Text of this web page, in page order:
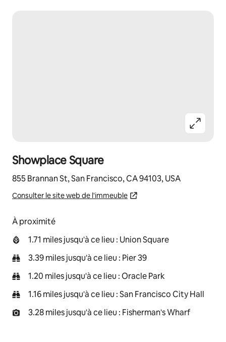
Showplace Square
855 Brannan St, San Francisco, CA 94103, USA
Consulter le site web de l'immeuble
À proximité
1.71 miles jusqu'à ce lieu : Union Square
3.39 miles jusqu'à ce lieu : Pier 39
1.20 miles jusqu'à ce lieu : Oracle Park
1.16 miles jusqu'à ce lieu : San Francisco City Hall
3.28 miles jusqu'à ce lieu : Fisherman's Wharf